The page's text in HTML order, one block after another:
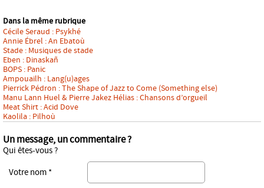
Dans la même rubrique
Cécile Seraud : Psykhé
Annie Ébrel : An Ebatoù
Stade : Musiques de stade
Eben : Dinaskañ
BOPS : Panic
Ampouailh : Lang(u)ages
Pierrick Pédron : The Shape of Jazz to Come (Something else)
Manu Lann Huel & Pierre Jakez Hélias : Chansons d’orgueil
Meat Shirt : Acid Dove
Kaolila : Pilhoù
Un message, un commentaire ?
Qui êtes-vous ?
Votre nom *